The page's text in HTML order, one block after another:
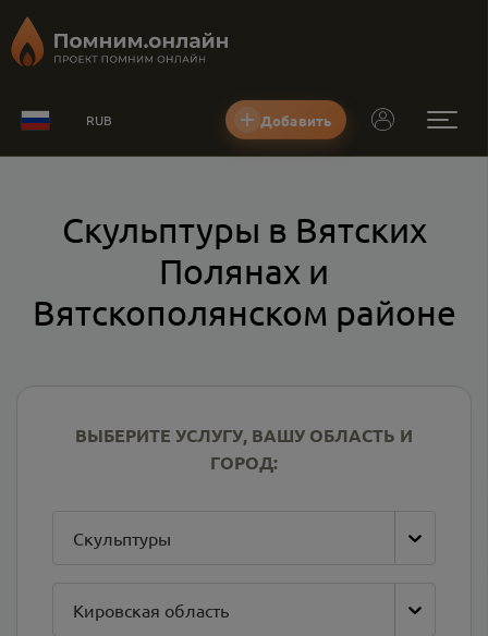
RUB Добавить
Скульптуры в Вятских
Полянах и
Вятскополянском районе
ВЫБЕРИТЕ УСЛУГУ, ВАШУ ОБЛАСТЬ И
ГОРОД:
Скульптуры
Кировская область